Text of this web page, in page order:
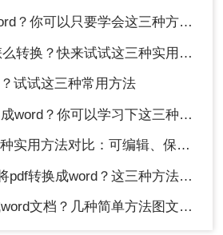
检查转换后的文档格式和内容
你可以只要学会这三种方法就行！
换？快来试试这三种实用方法！
试试这三种常用方法
？你可以学习下这三种方法！
方法对比：可编辑、保格式、避风险！
换成word？这三种方法你可以试试！
文档？几种简单方法图文教程！